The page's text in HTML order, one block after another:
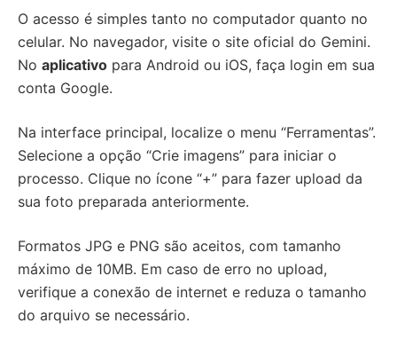
O acesso é simples tanto no computador quanto no
celular. No navegador, visite o site oficial do Gemini.
No aplicativo para Android ou iOS, faça login em sua
conta Google.
Na interface principal, localize o menu “Ferramentas”.
Selecione a opção “Crie imagens” para iniciar o
processo. Clique no ícone “+” para fazer upload da
sua foto preparada anteriormente.
Formatos JPG e PNG são aceitos, com tamanho
máximo de 10MB. Em caso de erro no upload,
verifique a conexão de internet e reduza o tamanho
do arquivo se necessário.